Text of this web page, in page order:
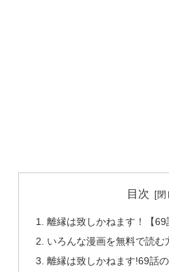
目次
離縁は致しかねます！【69
いろんな漫画を無料で読む
離縁は致しかねます!69話